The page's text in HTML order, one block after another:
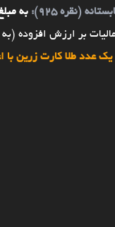
(نقره 925): به
یک عدد طلا کارت زرین با اعتبار تا 70